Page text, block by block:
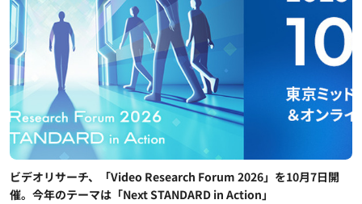
ビデオリサーチ、「Video Research Forum 2026」を10月7日開
催。今年のテーマは「Next STANDARD in Action」